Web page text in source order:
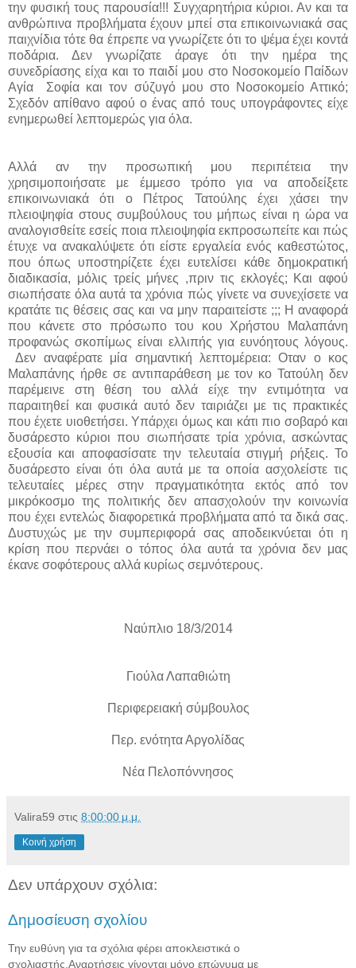
την φυσική τους παρουσία!!! Συγχαρητήρια κύριοι. Αν και τα
ανθρώπινα προβλήματα έχουν μπεί στα επικοινωνιακά σας
παιχνίδια τότε θα έπρεπε να γνωρίζετε ότι το ψέμα έχει κοντά
ποδάρια. Δεν γνωρίζατε άραγε ότι την ημέρα της
συνεδρίασης είχα και το παιδί μου στο Νοσοκομείο Παίδων
Αγία Σοφία και τον σύζυγό μου στο Νοσοκομείο Αττικό;
Σχεδόν απίθανο αφού ο ένας από τους υπογράφοντες είχε
ενημερωθεί λεπτομερώς για όλα.
Αλλά αν την προσωπική μου περιπέτεια την
χρησιμοποιήσατε με έμμεσο τρόπο για να αποδείξετε
επικοινωνιακά ότι ο Πέτρος Τατούλης έχει χάσει την
πλειοψηφία στους συμβούλους του μήπως είναι η ώρα να
αναλογισθείτε εσείς ποια πλειοψηφία εκπροσωπείτε και πώς
έτυχε να ανακαλύψετε ότι είστε εργαλεία ενός καθεστώτος,
που όπως υποστηρίζετε έχει ευτελίσει κάθε δημοκρατική
διαδικασία, μόλις τρείς μήνες ,πριν τις εκλογές; Και αφού
σιωπήσατε όλα αυτά τα χρόνια πώς γίνετε να συνεχίσετε να
κρατάτε τις θέσεις σας και να μην παραιτείστε ;;; Η αναφορά
που κάνετε στο πρόσωπο του κου Χρήστου Μαλαπάνη
προφανώς σκοπίμως είναι ελλιπής για ευνόητους λόγους.
Δεν αναφέρατε μία σημαντική λεπτομέρεια: Οταν ο κος
Μαλαπάνης ήρθε σε αντιπαράθεση με τον κο Τατούλη δεν
παρέμεινε στη θέση του αλλά είχε την εντιμότητα να
παραιτηθεί και φυσικά αυτό δεν ταιριάζει με τις πρακτικές
που έχετε υιοθετήσει. Υπάρχει όμως και κάτι πιο σοβαρό και
δυσάρεστο κύριοι που σιωπήσατε τρία χρόνια, ασκώντας
εξουσία και αποφασίσατε την τελευταία στιγμή ρήξεις. Το
δυσάρεστο είναι ότι όλα αυτά με τα οποία ασχολείστε τις
τελευταίες μέρες στην πραγματικότητα εκτός από τον
μικρόκοσμο της πολιτικής δεν απασχολούν την κοινωνία
που έχει εντελώς διαφορετικά προβλήματα από τα δικά σας.
Δυστυχώς με την συμπεριφορά σας αποδεικνύεται ότι η
κρίση που περνάει ο τόπος όλα αυτά τα χρόνια δεν μας
έκανε σοφότερους αλλά κυρίως σεμνότερους.
Ναύπλιο 18/3/2014
Γιούλα Λαπαθιώτη
Περιφερειακή σύμβουλος
Περ. ενότητα Αργολίδας
Νέα Πελοπόννησος
Valira59 στις 8:00:00 μ.μ.
Κοινή χρήση
Δεν υπάρχουν σχόλια:
Δημοσίευση σχολίου
Την ευθύνη για τα σχόλια φέρει αποκλειστικά ο
σχολιαστής.Αναρτήσεις γίνονται μόνο επώνυμα με